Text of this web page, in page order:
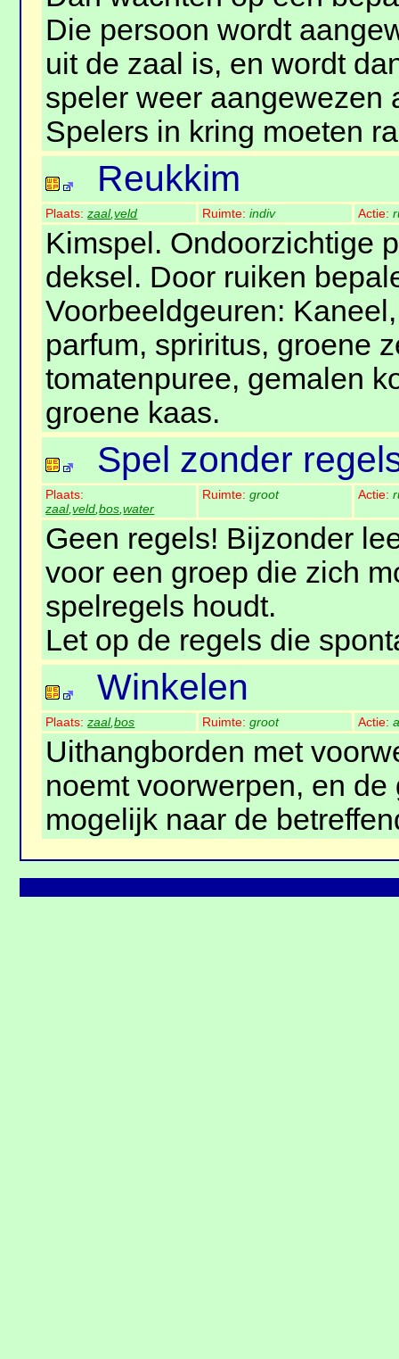
Die persoon wordt
uit de zaal is, en wordt
speler weer aangewezen
Spelers in kring moeten
Reukkim
Plaats:zaal,veld Ruimte:indiv Actie:
Kimspel. Ondoorzichtige
deksel. Door ruiken
Voorbeeldgeuren:
parfum, spriritus, groene
tomatenpuree, gemalen
groene kaas.
Spel zonder
Plaats:
zaal,veld,bos,water
Ruimte:groot Actie:
Geen regels! Bijzonder
voor een groep die zich
spelregels houdt.
Let op de regels die
Winkelen
Plaats:zaal,bos Ruimte:groot Actie:
Uithangborden met
noemt voorwerpen, en
mogelijk naar de